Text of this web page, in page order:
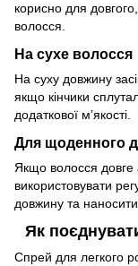
корисно для
волосся.
На сухе волосся
На суху довжину
якщо кінчики
додаткової м’якості.
Для щоденного
Якщо волосся довге
використовувати
довжину та наносити
Як
Спрей для легкого